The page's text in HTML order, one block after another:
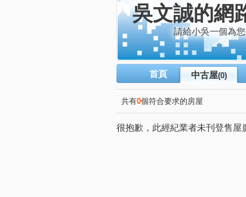
吳文誠的網
請給小吳一個為
首頁 中古屋(0)
共有0個符合要求的房屋
很抱歉，此經紀業者未刊登售屋